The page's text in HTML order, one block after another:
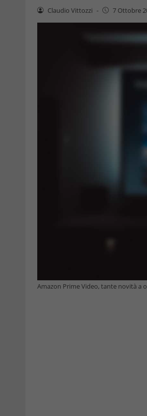
Claudio Vittozzi - 7 Ottobre
Amazon Prime Video, tante novità a